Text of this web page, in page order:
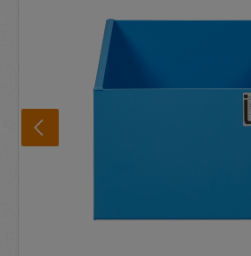
Jedinečné speciální čerpadlo IBS je
čističů dílů IBS a je určeno pro použití
Čerpadlo je samonasávací, beztlakové
bezproblémové a bezúdržbové.
kompletní sada čerpadla IBS typu G-
Kartáčové umyvadlo IBS Okruh pro
Životní prostředí a bezpečnost